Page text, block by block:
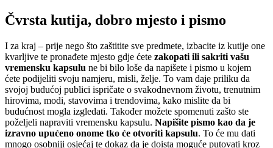
Čvrsta kutija, dobro mjesto i pismo
I za kraj – prije nego što zaštitite sve predmete, izbacite iz kutije one
kvarljive te pronađete mjesto gdje ćete zakopati ili sakriti vašu
vremensku kapsulu ne bi bilo loše da napišete i pismo u kojem
ćete podijeliti svoju namjeru, misli, želje. To vam daje priliku da
svojoj budućoj publici ispričate o svakodnevnom životu, trenutnim
hirovima, modi, stavovima i trendovima, kako mislite da bi
budućnost mogla izgledati. Također možete spomenuti zašto ste
poželjeli napraviti vremensku kapsulu. Napišite pismo kao da je
izravno upućeno onome tko će otvoriti kapsulu. To će mu dati
mnogo osobniji osjećaj te dokaz da je doista moguće putovati kroz